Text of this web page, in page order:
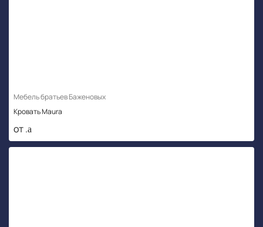
Мебель братьев Баженовых
Кровать Maura
от .